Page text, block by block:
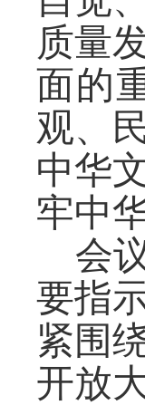
质量
面的
观、
中华
牢中
会
要指
紧围
开放